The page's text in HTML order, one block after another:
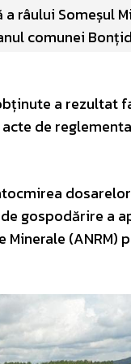
râului Someșul
comunei
a rezultat
de
gospodărire a
(ANRM)